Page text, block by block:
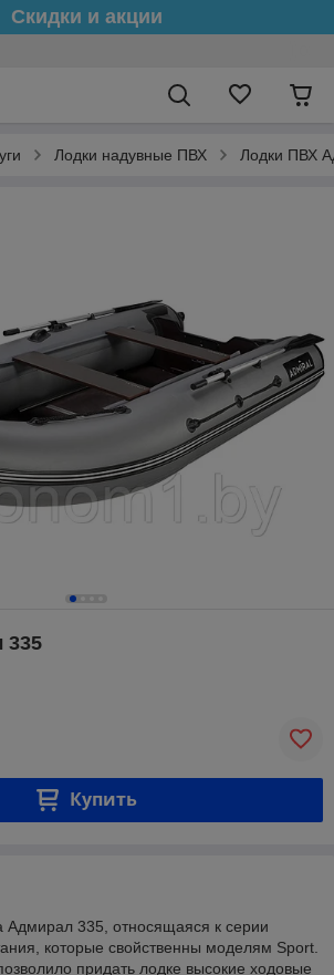
Скидки и акции
Лодки надувные ПВХ Лодки ПВХ
335
Купить
Адмирал 335, относящаяся к серии
которые свойственны моделям Sport.
придать лодке высокие ходовые